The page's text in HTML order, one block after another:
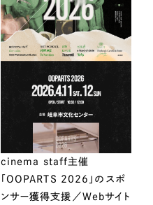
cinema staff主催
「OOPARTS 2026」のスポ
ンサー獲得支援／Webサイト